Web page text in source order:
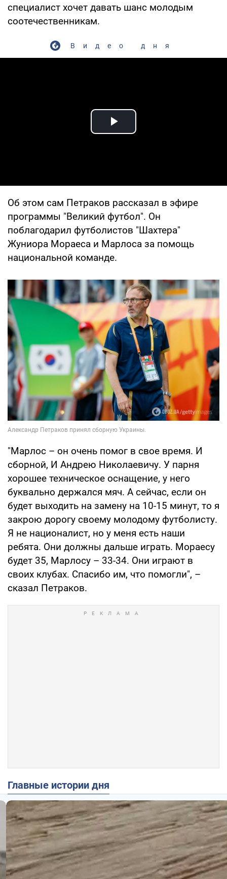
специалист хочет давать шанс молодым
соотечественникам.
Видео дня
Play Video
Об этом сам Петраков рассказал в эфире
программы "Великий футбол". Он
поблагодарил футболистов "Шахтера"
Жуниора Мораеса и Марлоса за помощь
национальной команде.
"Марлос – он очень помог в свое время. И
сборной, И Андрею Николаевичу. У парня
хорошее техническое оснащение, у него
буквально держался мяч. А сейчас, если он
будет выходить на замену на 10-15 минут, то я
закрою дорогу своему молодому футболисту.
Я не националист, но у меня есть наши
ребята. Они должны дальше играть. Мораесу
будет 35, Марлосу – 33-34. Они играют в
своих клубах. Спасибо им, что помогли", –
сказал Петраков.
Главные истории дня